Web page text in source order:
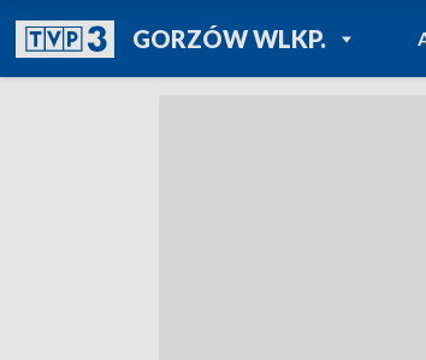
GORZÓW WLKP.POWRÓT DO
TVP REGIONY